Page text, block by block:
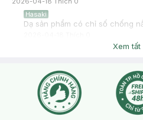
Hasaki
Dạ sản phẩm có chỉ số chống
Xem tất